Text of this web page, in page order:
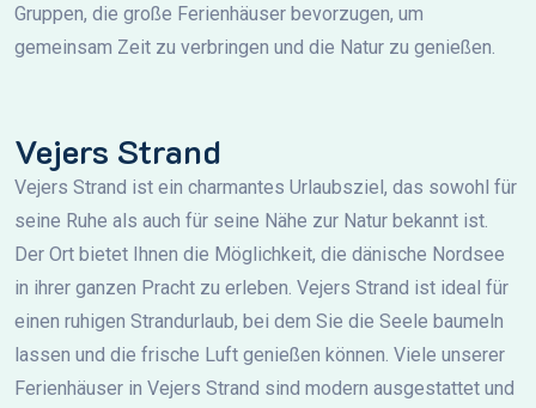
Gruppen, die große Ferienhäuser bevorzugen, um
gemeinsam Zeit zu verbringen und die Natur zu genießen.
Vejers Strand
Vejers Strand ist ein charmantes Urlaubsziel, das sowohl für
seine Ruhe als auch für seine Nähe zur Natur bekannt ist.
Der Ort bietet Ihnen die Möglichkeit, die dänische Nordsee
in ihrer ganzen Pracht zu erleben. Vejers Strand ist ideal für
einen ruhigen Strandurlaub, bei dem Sie die Seele baumeln
lassen und die frische Luft genießen können. Viele unserer
Ferienhäuser in Vejers Strand sind modern ausgestattet und